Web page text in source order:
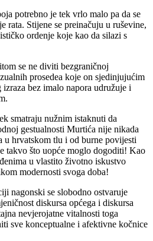
potrebno je tek vrlo malo pa da se
rata. Stijene se preinačuju u ruševine,
ordenje koje kao da silazi s
se ne diviti bezgraničnoj
prosedea koje on sjedinjujućim
bez imalo napora udružuje i
smatraju nužnim istaknuti da
gestualnosti Murtića nije nikada
hrvatskom tlu i od burne povijesti
takvo što uopće moglo dogoditi! Kao
u vlastito životno iskustvo
modernosti svoga doba!
nagonski se slobodno ostvaruje
diskursa općega i diskursa
nevjerojatne vitalnosti toga
sve konceptualne i afektivne kočnice